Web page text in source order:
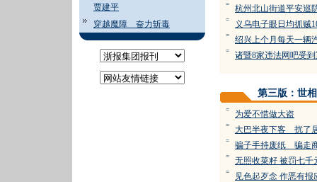
贾建平
穿越魔障 奋力斩毒
= 杭州北山街道平安巡
= 义乌电子眼日均抓贼
= 绍兴上个月每天一辆
= 诸暨8家违法网吧受
第三版：世相
= 为爱不惜做大盗
= 大巴半夜下客 扰了
= 骗子手持废纸 骗走
= 无照收菜籽 被罚七千
= 见色起歹念 作恶有报